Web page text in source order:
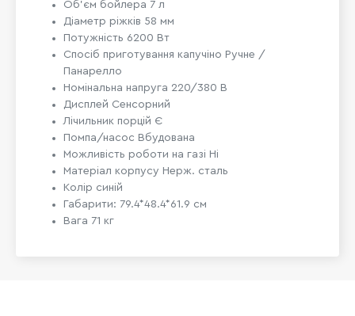
Об'єм бойлера 7 л
Діаметр ріжків 58 мм
Потужність 6200 Вт
Спосіб приготування капучіно Ручне /
Панарелло
Номінальна напруга 220/380 В
Дисплей Сенсорний
Лічильник порцій Є
Помпа/насос Вбудована
Можливість роботи на газі Ні
Матеріал корпусу Нерж. сталь
Колір синій
Габарити: 79.4*48.4*61.9 см
Вага 71 кг